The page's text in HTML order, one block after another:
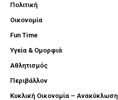
Πολιτική
Οικονομία
Fun Time
Υγεία & Ομορφιά
Αθλητισμός
Περιβάλλον
Κυκλική Οικονομία – Ανακύκλωση